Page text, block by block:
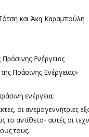
και Άκη Καραμπούλη
Πράσινης Ενέργειας
Πράσινης Ενέργειας»
ενέργεια;
οι ανεμογεννήτριες
αντίθετο- αυτές οι
τους.